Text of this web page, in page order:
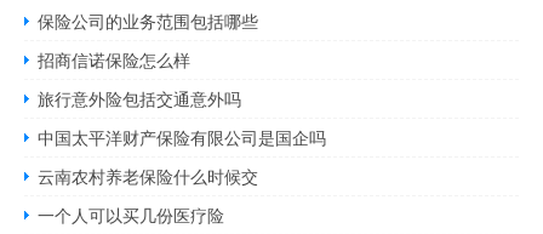
保险公司的业务范围包括哪些
招商信诺保险怎么样
旅行意外险包括交通意外吗
中国太平洋财产保险有限公司是国企吗
云南农村养老保险什么时候交
一个人可以买几份医疗险